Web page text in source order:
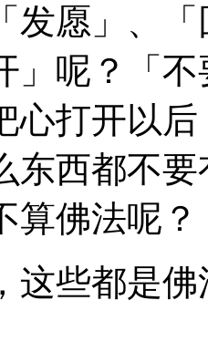
发愿」、
」呢？「
心打开以
东西都不
算佛法呢？
些都是佛